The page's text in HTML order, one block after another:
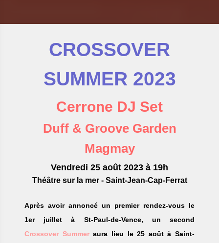
CROSSOVER
SUMMER 2023
Cerrone DJ Set
Duff & Groove Garden
Magmay
Vendredi 25 août 2023 à 19h
Théâtre sur la mer - Saint-Jean-Cap-Ferrat
Après avoir annoncé un premier rendez-vous le
1er juillet à St-Paul-de-Vence, un second
Crossover Summeraura lieu le 25 août à Saint-